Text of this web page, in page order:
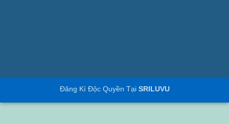
Đăng Kí Độc Quyền Tại SRILUVU